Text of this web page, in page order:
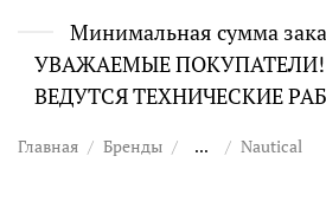
Минимальная сумма
УВАЖАЕМЫЕ
ВЕДУТСЯ ТЕХНИЧЕСКИЕ
Главная Бренды ... Nautical